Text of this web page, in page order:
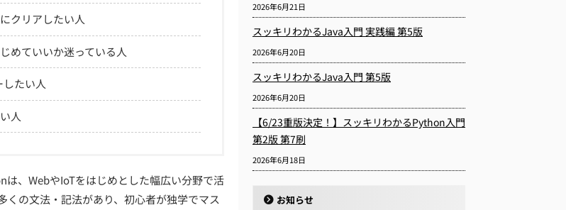
クリアしたい人
めていいか迷っている人
たい人
人
、WebやIoTをはじめとした幅広い分野で活
の文法・記法があり、初心者が独学でマス
2026年6月21日
スッキリわかるJava入門 実践編 第5版
2026年6月20日
スッキリわかるJava入門 第5版
2026年6月20日
【6/23重版決定！】スッキリわかるPython入門
第2版 第7刷
2026年6月18日
お知らせ